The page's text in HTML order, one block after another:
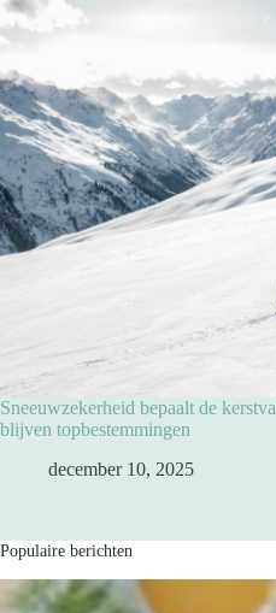
Sneeuwzekerheid bepaalt de
blijven topbestemmingen
december 10, 2025
Populaire berichten